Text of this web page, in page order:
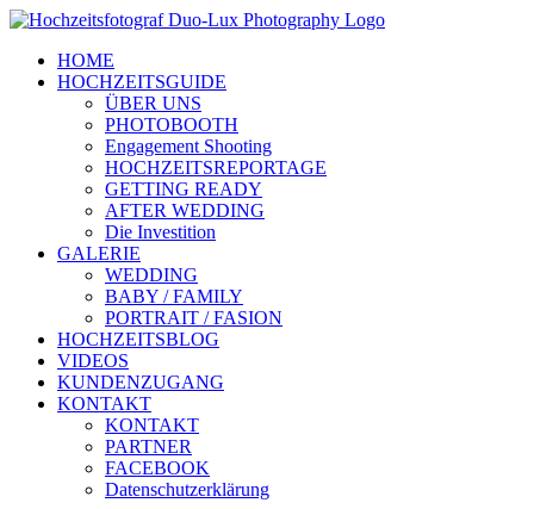
Zum
springenHOME
HOCHZEITSGUIDE
ÜBER UNS
PHOTOBOOTH
Engagement Shooting
HOCHZEITSREPORTAGE
GETTING READY
AFTER WEDDING
Die Investition
GALERIE
WEDDING
BABY / FAMILY
PORTRAIT / FASION
HOCHZEITSBLOG
VIDEOS
KUNDENZUGANG
KONTAKT
KONTAKT
PARTNER
FACEBOOK
Datenschutzerklärung